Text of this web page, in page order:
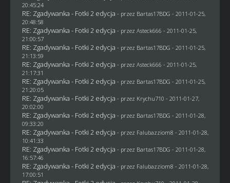
20:45:24
RE: Zgadywanka - Fotki 2 edycja - przez Bartas17BDG - 2011-01-25,
20:48:58
RE: Zgadywanka - Fotki 2 edycja - przez Asteck666 - 2011-01-25,
21:00:57
RE: Zgadywanka - Fotki 2 edycja - przez Bartas17BDG - 2011-01-25,
21:13:59
RE: Zgadywanka - Fotki 2 edycja - przez Asteck666 - 2011-01-25,
21:17:31
RE: Zgadywanka - Fotki 2 edycja - przez Bartas17BDG - 2011-01-25,
21:20:05
RE: Zgadywanka - Fotki 2 edycja - przez Krychu710 - 2011-01-27,
20:02:00
RE: Zgadywanka - Fotki 2 edycja - przez Bartas17BDG - 2011-01-28,
09:33:20
RE: Zgadywanka - Fotki 2 edycja - przez Falubazziom8 - 2011-01-28,
10:41:33
RE: Zgadywanka - Fotki 2 edycja - przez Bartas17BDG - 2011-01-28,
16:57:46
RE: Zgadywanka - Fotki 2 edycja - przez Falubazziom8 - 2011-01-28,
17:00:51